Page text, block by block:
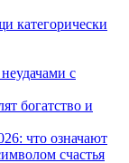
категорически
с
богатство и
что означают
счастья